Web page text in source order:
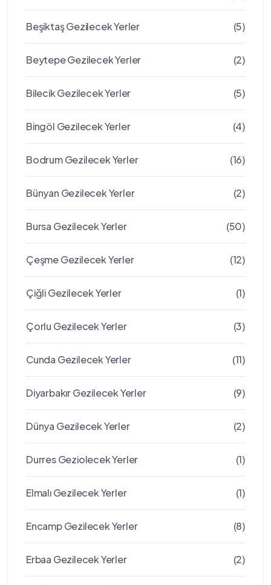
Beşiktaş Gezilecek Yerler (5)
Beytepe Gezilecek Yerler (2)
Bilecik Gezilecek Yerler (5)
Bingöl Gezilecek Yerler (4)
Bodrum Gezilecek Yerler (16)
Bünyan Gezilecek Yerler (2)
Bursa Gezilecek Yerler (50)
Çeşme Gezilecek Yerler (12)
Çiğli Gezilecek Yerler (1)
Çorlu Gezilecek Yerler (3)
Cunda Gezilecek Yerler (11)
Diyarbakır Gezilecek Yerler (9)
Dünya Gezilecek Yerler (2)
Durres Geziolecek Yerler (1)
Elmalı Gezilecek Yerler (1)
Encamp Gezilecek Yerler (8)
Erbaa Gezilecek Yerler (2)